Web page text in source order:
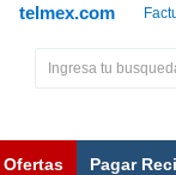
telmex.com
Ofertas Pagar